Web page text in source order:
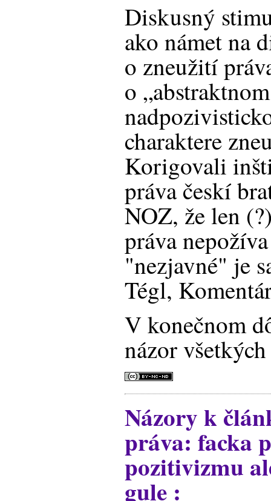
Diskusný
ako námet na
o zneužití
o
charaktere
Korigovali
práva českí
NOZ, že len
práva
"nezjavné" je
Tégl,
V konečnom
názor
Názory k
práva: facka
pozitivizmu
gule :